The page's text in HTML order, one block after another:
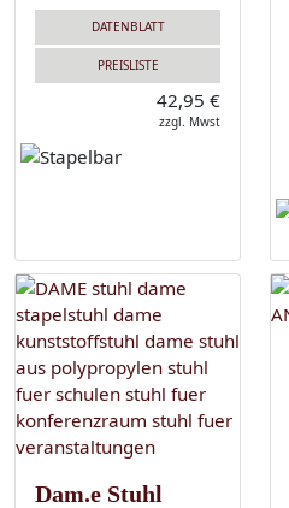
DATENBLATT
PREISLISTE
42,95 €
zzgl. Mwst
Dam.e Stuhl